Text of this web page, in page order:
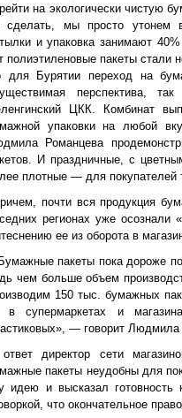
на экологически чистую
сделать, мы просто утонем
и упаковка занимают
полиэтиленовые пакеты стали
для Бурятии переход на
перспектива,
ЦКК. Комбинат
упаковки на любой
Романцева
И праздничные, с
плотные — для покупателей
почти вся продукция
регионах уже
ее из оборота в
пакеты пока дороже
чем больше объем
150 тыс. бумажных
в супермаркетах и
— говорит Людмила
директор сети
пакеты неудобны для
идею и высказал
что окончательное